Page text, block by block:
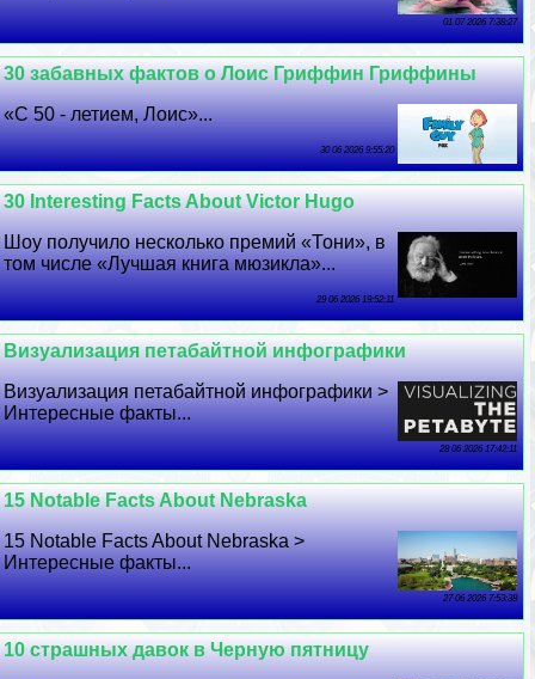
01 07 2026 7:38:27
30 забавных фактов о Лоис Гриффин Гриффины
«С 50 - летием, Лоис»...
30 06 2026 9:55:20
30 Interesting Facts About Victor Hugo
Шоу получило несколько премий «Тони», в
том числе «Лучшая книга мюзикла»...
29 06 2026 19:52:11
Визуализация петабайтной инфографики
Визуализация петабайтной инфографики >
Интересные факты...
28 06 2026 17:42:11
15 Notable Facts About Nebraska
15 Notable Facts About Nebraska >
Интересные факты...
27 06 2026 7:53:38
10 страшных давок в Черную пятницу